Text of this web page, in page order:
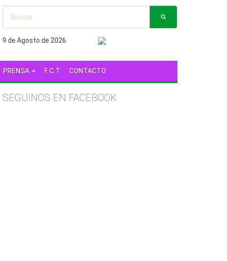
9 de Agosto de 2026
PRENSA F.C.T CONTACTO
SEGUINOS EN FACEBOOK